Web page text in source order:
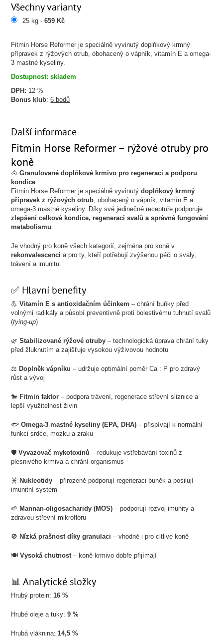
Fitmin Horse Reformer je speciálně vyvinutý doplňkový krmný
přípravek z rýžových otrub, obohacený o vápník, vitamín E a omega-
3 mastné kyseliny.
Dostupnost: skladem
DPH: 12 %
Bonus klub:6 bodů
Všechny varianty
25 kg -659 Kč
Další informace
Fitmin Horse Reformer – rýžové otruby pro
koně
🐴Granulované doplňkové krmivo pro regeneraci a podporu
kondice
Fitmin Horse Reformer je speciálně vyvinutýdoplňkový krmný
přípravek z rýžových otrub, obohacený o vápník, vitamín E a
omega-3 mastné kyseliny. Díky své jedinečné receptuře podporuje
zlepšení celkové kondice, regeneraci svalů a správné fungování
metabolismu.
Je vhodný pro koně všech kategorií, zejména pro koně v
rekonvalescenci a pro ty, kteří potřebují zvýšenou péči o svaly,
trávení a imunitu.
✅ Hlavní benefity
💪Vitamín E s antioxidačním účinkem – chrání buňky před
volnými radikály a působí preventivně proti bolestivému tuhnutí svalů
(tying-up)
🌿Stabilizované rýžové otruby – technologická úprava chrání tuky
před žluknutím a zajišťuje vysokou výživovou hodnotu
⚖️ Doplněk vápníku – udržuje optimální poměr Ca : P pro zdravý
růst a vývoj
🐎 Fitmin faktor – podpora trávení, regenerace střevní sliznice a
lepší využitelnost živin
🐟Omega-3 mastné kyseliny (EPA, DHA) – přispívají k normální
funkci srdce, mozku a zraku
🛡️Vyvazovač mykotoxinů – redukuje vstřebávání toxinů z
plesnivého krmiva a chrání organismus
🧬 Nukleotidy – přirozeně podporují regeneraci buněk a posilují
imunitní systém
🌱 Mannan-oligosacharidy (MOS) – podporují rozvoj imunity a
zdravou střevní mikroflóru
🚫 Nízká prašnost díky granulaci – vhodné i pro citlivé koně
🍽️Vysoká chutnost– koně krmivo dobře přijímají
📊 Analytické složky
Hrubý protein:16 %
Hrubé oleje a tuky:9 %
Hrubá vláknina:14,5 %